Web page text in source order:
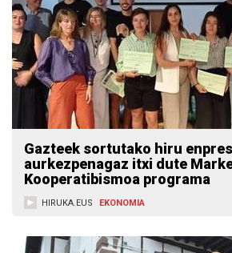
Gazteek sortutako hiru
aurkezpenagaz itxi dute
Kooperatibismoa programa
HIRUKA.EUS EKONOMIA